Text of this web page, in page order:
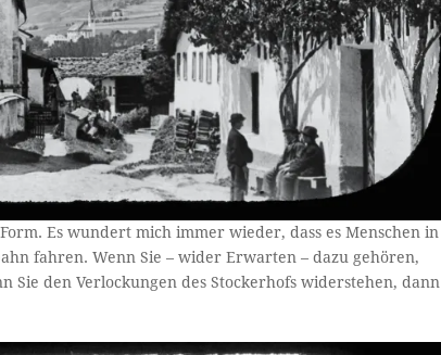
Es wundert mich immer wieder, dass es Menschen in
fahren. Wenn Sie – wider Erwarten – dazu gehören,
Sie den Verlockungen des Stockerhofs widerstehen, dann